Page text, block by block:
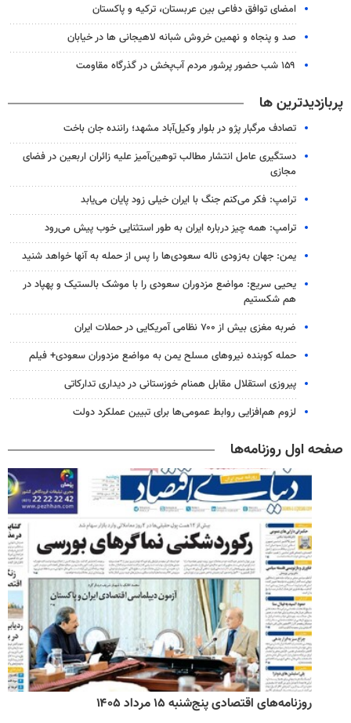
امضای توافق دفاعی بین عربستان، ترکیه و پاکستان
صد و پنجاه و نهمین خروش شبانه لاهیجانی ها در خیابان
۱۵۹ شب حضور پرشور مردم آب‌پخش در گذرگاه مقاومت
پربازدیدترین ها
تصادف مرگبار پژو در بلوار وکیل‌آباد مشهد؛ راننده جان باخت
دستگیری عامل انتشار مطالب توهین‌آمیز علیه زائران اربعین در فضای
مجازی
ترامپ: فکر می‌کنم جنگ با ایران خیلی زود پایان می‌یابد
ترامپ: همه چیز درباره ایران به طور استثنایی خوب پیش می‌رود
یمن: جهان به‌زودی ناله سعودی‌ها را پس از حمله به آنها خواهد شنید
یحیی سریع: مواضع مزدوران سعودی را با موشک بالستیک و پهپاد در
هم شکستیم
ضربه مغزی بیش از ۷۰۰ نظامی آمریکایی در حملات ایران
حمله کوبنده نیروهای مسلح یمن به مواضع مزدوران سعودی+ فیلم
پیروزی استقلال مقابل همنام خوزستانی در دیداری تدارکاتی
لزوم هم‌افزایی روابط‌ عمومی‌ها برای تبیین عملکرد دولت
صفحه اول روزنامه‌ها
روزنامه‌های اقتصادی پنج‌شنبه ۱۵ مرداد ۱۴۰۵